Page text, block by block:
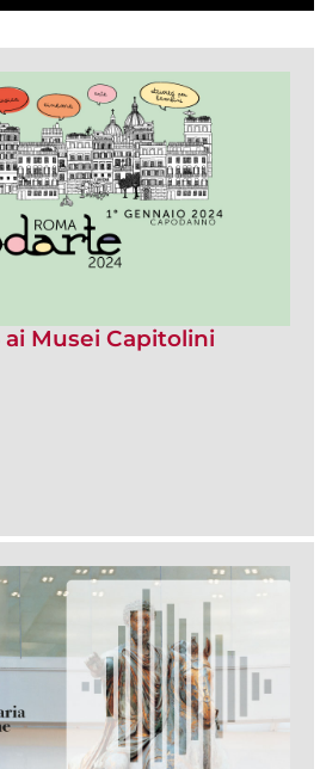
Musei Capitolini